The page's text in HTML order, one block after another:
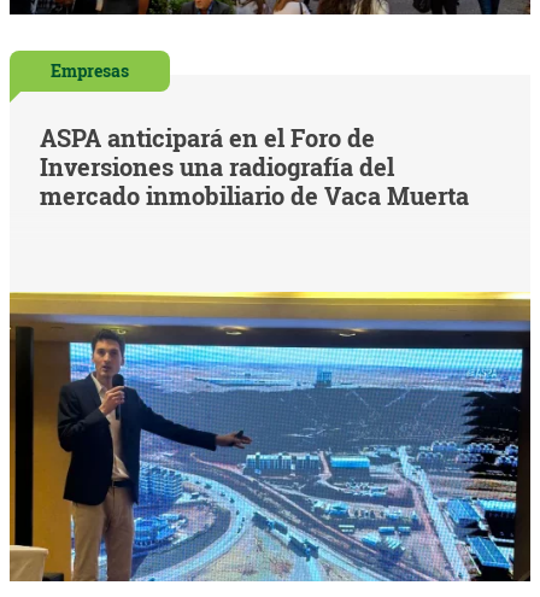
Empresas
ASPA anticipará en el Foro de
Inversiones una radiografía del
mercado inmobiliario de Vaca Muerta